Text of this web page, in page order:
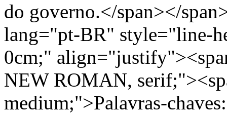
do governo.</span></
lang="pt-BR" style="line-
0cm;"
NEW ROMAN,
medium;">Palavras-